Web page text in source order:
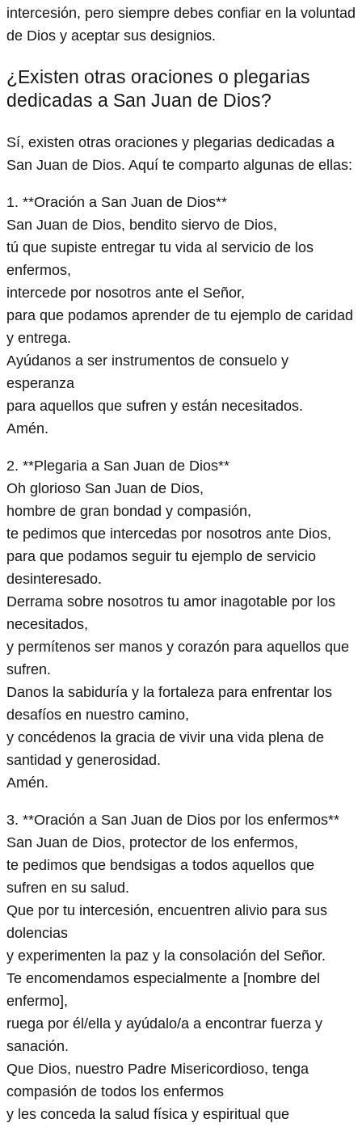
intercesión, pero siempre debes confiar en la voluntad
de Dios y aceptar sus designios.
¿Existen otras oraciones o plegarias
dedicadas a San Juan de Dios?
Sí, existen otras oraciones y plegarias dedicadas a
San Juan de Dios. Aquí te comparto algunas de ellas:
1. **Oración a San Juan de Dios**
San Juan de Dios, bendito siervo de Dios,
tú que supiste entregar tu vida al servicio de los
enfermos,
intercede por nosotros ante el Señor,
para que podamos aprender de tu ejemplo de caridad
y entrega.
Ayúdanos a ser instrumentos de consuelo y
esperanza
para aquellos que sufren y están necesitados.
Amén.
2. **Plegaria a San Juan de Dios**
Oh glorioso San Juan de Dios,
hombre de gran bondad y compasión,
te pedimos que intercedas por nosotros ante Dios,
para que podamos seguir tu ejemplo de servicio
desinteresado.
Derrama sobre nosotros tu amor inagotable por los
necesitados,
y permítenos ser manos y corazón para aquellos que
sufren.
Danos la sabiduría y la fortaleza para enfrentar los
desafíos en nuestro camino,
y concédenos la gracia de vivir una vida plena de
santidad y generosidad.
Amén.
3. **Oración a San Juan de Dios por los enfermos**
San Juan de Dios, protector de los enfermos,
te pedimos que bendsigas a todos aquellos que
sufren en su salud.
Que por tu intercesión, encuentren alivio para sus
dolencias
y experimenten la paz y la consolación del Señor.
Te encomendamos especialmente a [nombre del
enfermo],
ruega por él/ella y ayúdalo/a a encontrar fuerza y
sanación.
Que Dios, nuestro Padre Misericordioso, tenga
compasión de todos los enfermos
y les conceda la salud física y espiritual que